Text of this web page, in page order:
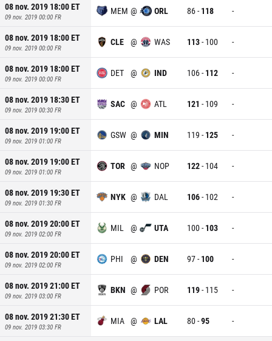
08 nov. 2019 18:00ET
09 nov. 2019 00:00 FR
MEM @ ORL 86- 118 -
08 nov. 2019 18:00ET
09 nov. 2019 00:00 FR
CLE @ WAS 113- 100 -
08 nov. 2019 18:00ET
09 nov. 2019 00:00 FR
DET @ IND 106- 112 -
08 nov. 2019 18:30ET
09 nov. 2019 00:30 FR
SAC @ ATL 121 - 109 -
08 nov. 2019 19:00ET
09 nov. 2019 01:00 FR
GSW @ MIN 119 - 125 -
08 nov. 2019 19:00ET
09 nov. 2019 01:00 FR
TOR @ NOP 122- 104 -
08 nov. 2019 19:30ET
09 nov. 2019 01:30 FR
NYK @ DAL 106- 102 -
08 nov. 2019 20:00ET
09 nov. 2019 02:00 FR
MIL @ UTA 100- 103 -
08 nov. 2019 20:00ET
09 nov. 2019 02:00 FR
PHI @ DEN 97- 100 -
08 nov. 2019 21:00ET
09 nov. 2019 03:00 FR
BKN @ POR 119- 115 -
08 nov. 2019 21:30ET
09 nov. 2019 03:30 FR
MIA @ LAL 80-95 -